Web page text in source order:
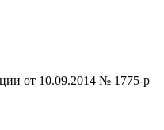
от 10.09.2014 № 1775-р